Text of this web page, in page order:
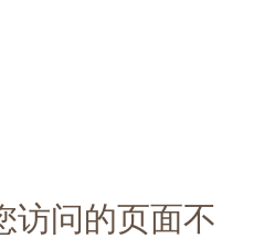
访问的页面不